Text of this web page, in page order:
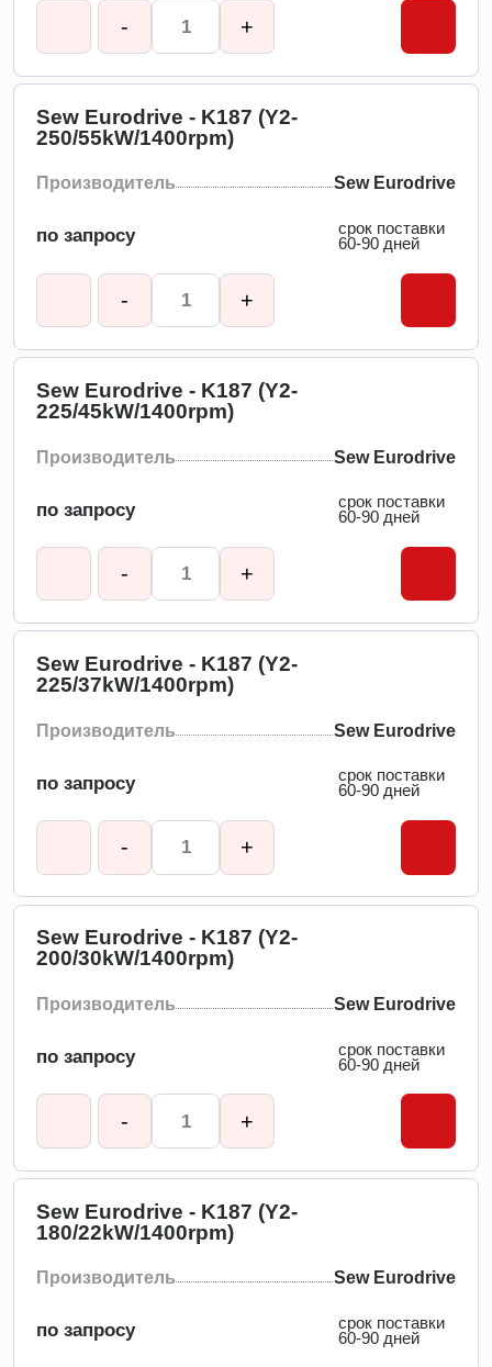
- +
Sew Eurodrive - K187 (Y2-
250/55kW/1400rpm)
Производитель Sew Eurodrive
по запросу
срок поставки
60-90 дней
- +
Sew Eurodrive - K187 (Y2-
225/45kW/1400rpm)
Производитель Sew Eurodrive
по запросу
срок поставки
60-90 дней
- +
Sew Eurodrive - K187 (Y2-
225/37kW/1400rpm)
Производитель Sew Eurodrive
по запросу
срок поставки
60-90 дней
- +
Sew Eurodrive - K187 (Y2-
200/30kW/1400rpm)
Производитель Sew Eurodrive
по запросу
срок поставки
60-90 дней
- +
Sew Eurodrive - K187 (Y2-
180/22kW/1400rpm)
Производитель Sew Eurodrive
по запросу
срок поставки
60-90 дней